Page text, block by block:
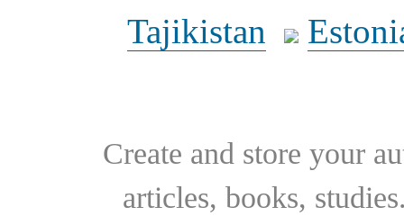
Tajikistan
Create and store your
articles, books,